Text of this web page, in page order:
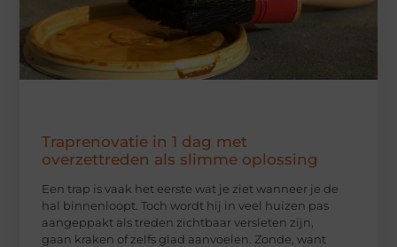
Traprenovatie in 1 dag met
overzettreden als slimme oplossing
Een trap is vaak het eerste wat je ziet wanneer je de
hal binnenloopt. Toch wordt hij in veel huizen pas
aangeppakt als treden zichtbaar versleten zijn,
gaan kraken of zelfs glad aanvoelen. Zonde, want